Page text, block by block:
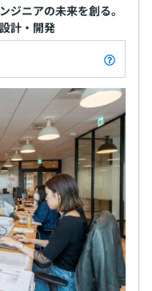
Ti
ジニアの未来を創る。
計・開発